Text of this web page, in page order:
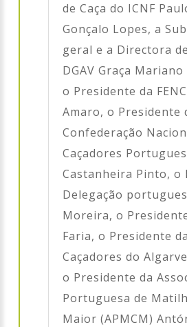
de Caça do ICNF
Gonçalo Lopes, a
geral e a Directora
DGAV Graça
o Presidente da
Amaro, o Presidente
Confederação
Caçadores
Castanheira Pinto, o
Delegação
Moreira, o
Faria, o Presidente
Caçadores do
o Presidente da
Portuguesa de
Maior (APMCM)